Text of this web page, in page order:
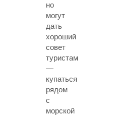
но
могут
дать
хороший
совет
туристам
—
купаться
рядом
с
морской